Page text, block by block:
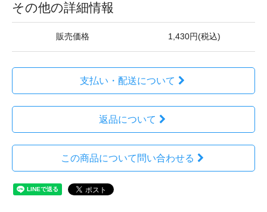
その他の詳細情報
販売価格 1,430円(税込)
支払い・配送について
返品について
この商品について問い合わせる